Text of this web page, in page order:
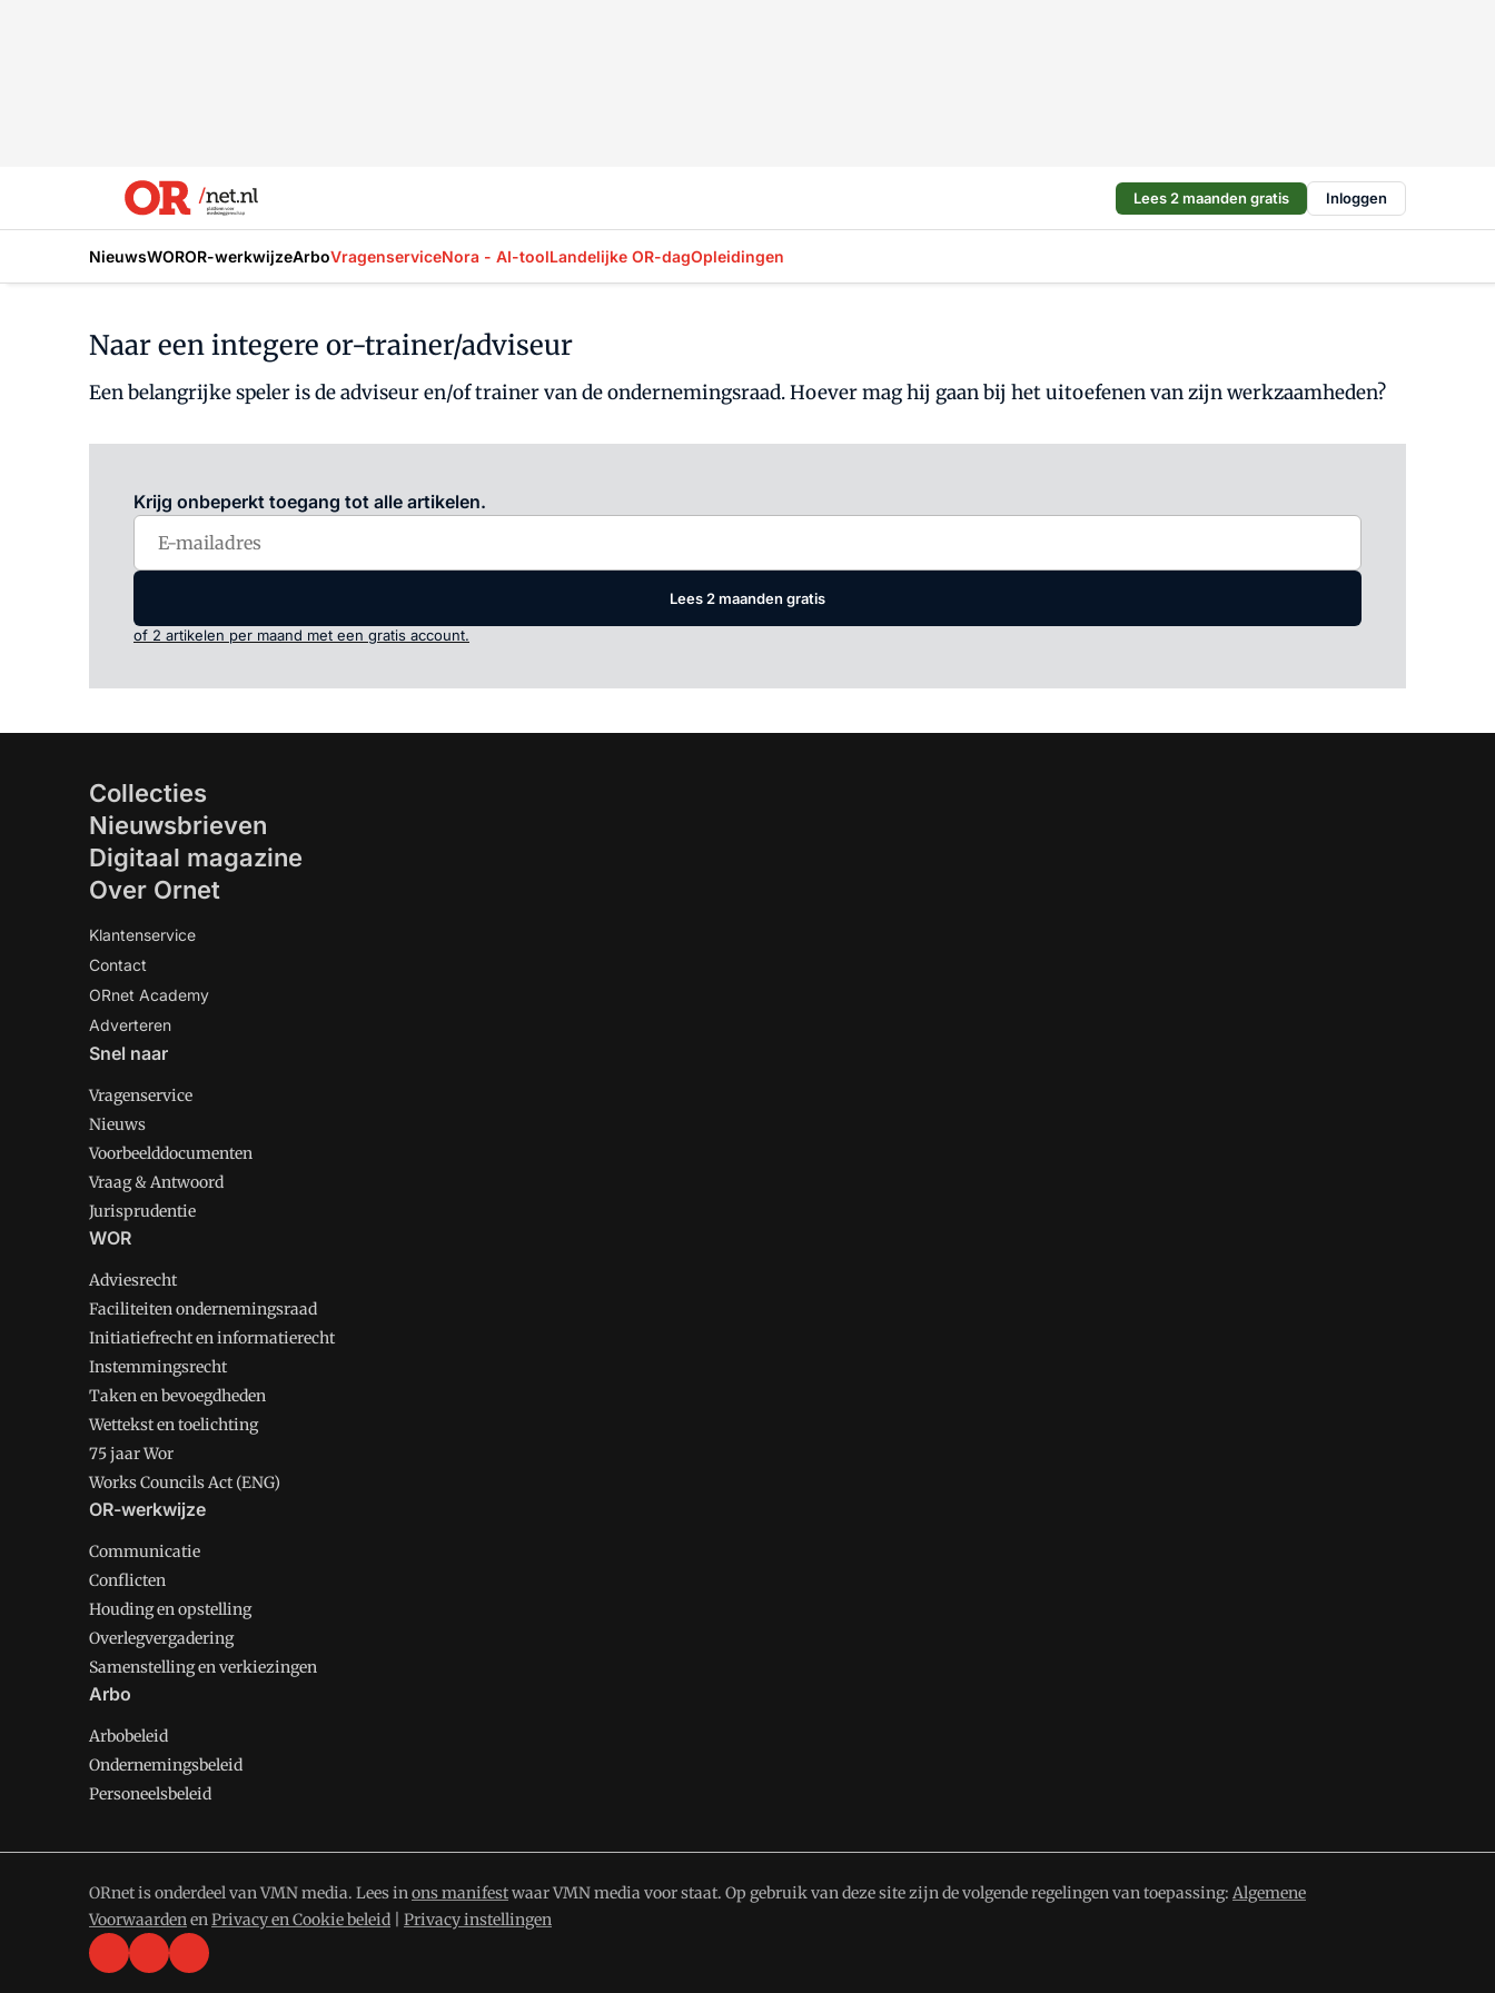
Lees 2 maanden gratis Inloggen
NieuwsWOROR-werkwijzeArboVragenserviceNora - AI-toolLandelijke OR-dagOpleidingen
Naar een integere or-trainer/adviseur
Een belangrijke speler is de adviseur en/of trainer van de ondernemingsraad. Hoever mag hij gaan bij het uitoefenen van zijn werkzaamheden?
Krijg onbeperkt toegang tot alle artikelen.
Lees 2 maanden gratis
of 2 artikelen per maand met een gratis account.
Collecties
Nieuwsbrieven
Digitaal magazine
Over Ornet
Klantenservice
Contact
ORnet Academy
Adverteren
Snel naar
Vragenservice
Nieuws
Voorbeelddocumenten
Vraag & Antwoord
Jurisprudentie
WOR
Adviesrecht
Faciliteiten ondernemingsraad
Initiatiefrecht en informatierecht
Instemmingsrecht
Taken en bevoegdheden
Wettekst en toelichting
75 jaar Wor
Works Councils Act (ENG)
OR-werkwijze
Communicatie
Conflicten
Houding en opstelling
Overlegvergadering
Samenstelling en verkiezingen
Arbo
Arbobeleid
Ondernemingsbeleid
Personeelsbeleid
ORnet is onderdeel van VMN media. Lees inons manifestwaar VMN media voor staat. Op gebruik van deze site zijn de volgende regelingen van toepassing: Algemene
VoorwaardenenPrivacy en Cookie beleid Privacy instellingen